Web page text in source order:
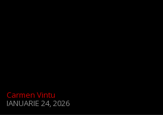
Carmen Vintu
IANUARIE 24, 2026